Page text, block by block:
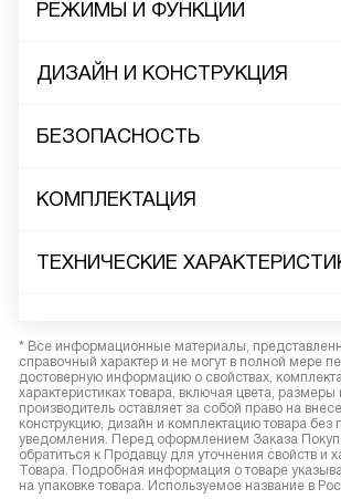
РЕЖИМЫ И ФУНКЦИИ
ДИЗАЙН И КОНСТРУКЦИЯ
БЕЗОПАСНОСТЬ
КОМПЛЕКТАЦИЯ
ТЕХНИЧЕСКИЕ
* Все информационные материалы,
справочный характер и не могут в полной мере
достоверную информацию о свойствах,
характеристиках товара, включая цвета,
производитель оставляет за собой право на
конструкцию, дизайн и комплектацию товара без
уведомления. Перед оформлением Заказа
обратиться к Продавцу для уточнения свойств и
Товара. Подробная информация о товаре
на упаковке товара. Используемое название в